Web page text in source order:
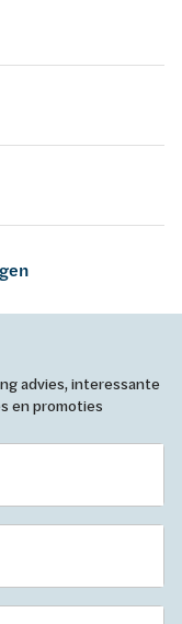
advies, interessante
en promoties